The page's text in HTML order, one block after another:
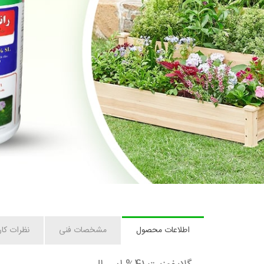
اطلاعات محصول مشخصات فنی نظرات